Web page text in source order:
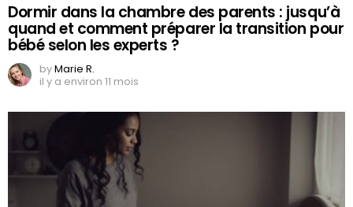
Dormir dans la chambre des parents : jusqu’à
quand et comment préparer la transition pour
bébé selon les experts ?
byMarie R.
il y a environ 11 mois